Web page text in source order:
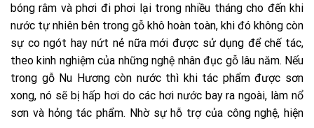
bóng râm và phơi đi phơi lại trong nhiều tháng cho đến khi
nước tự nhiên bên trong gỗ khô hoàn toàn, khi đó không còn
sự co ngót hay nứt nẻ nữa mới được sử dụng để chế tác,
theo kinh nghiệm của những nghệ nhân đục gỗ lâu năm. Nếu
trong gỗ Nu Hương còn nước thì khi tác phẩm được sơn
xong, nó sẽ bị hấp hơi do các hơi nước bay ra ngoài, làm nổ
sơn và hỏng tác phẩm. Nhờ sự hỗ trợ của công nghệ, hiện